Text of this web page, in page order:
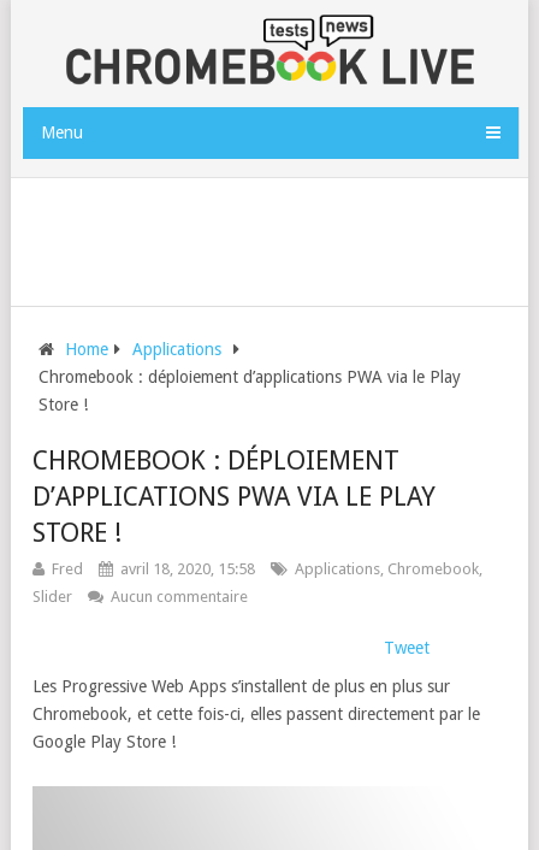
Menu
Home
Applications
Chromebook : déploiement d’applications PWA via le Play
Store !
CHROMEBOOK : DÉPLOIEMENT
D’APPLICATIONS PWA VIA LE PLAY
STORE !
Fred avril 18, 2020, 15:58 Applications, Chromebook,
Slider
Aucun commentaire
Tweet
Les Progressive Web Apps s’installent de plus en plus sur
Chromebook, et cette fois-ci, elles passent directement par le
Google Play Store !